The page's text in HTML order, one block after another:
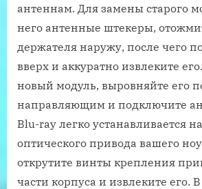
антеннам. Для замены старого
него антенные штекеры,
держателя наружу, после чего
вверх и аккуратно извлеките
новый модуль, выровняйте его
направляющим и подключите
Blu-ray легко устанавливается
оптического привода вашего
открутите винты крепления
части корпуса и извлеките его.